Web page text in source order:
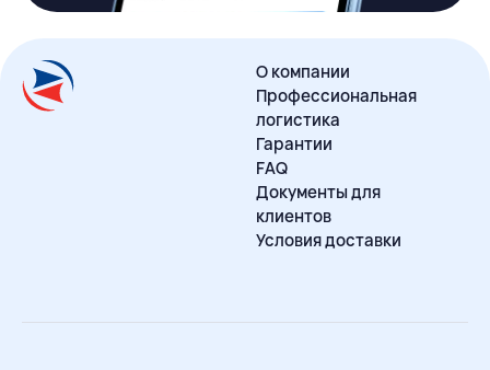
О компании
Профессиональная
логистика
Гарантии
FAQ
Документы для
клиентов
Условия доставки